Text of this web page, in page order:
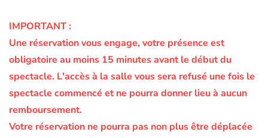
IMPORTANT :
Une réservation vous engage, votre présence est
obligatoire au moins 15 minutes avant le début du
spectacle. L'accès à la salle vous sera refusé une fois le
spectacle commencé et ne pourra donner lieu à aucun
remboursement.
Votre réservation ne pourra pas non plus être déplacée